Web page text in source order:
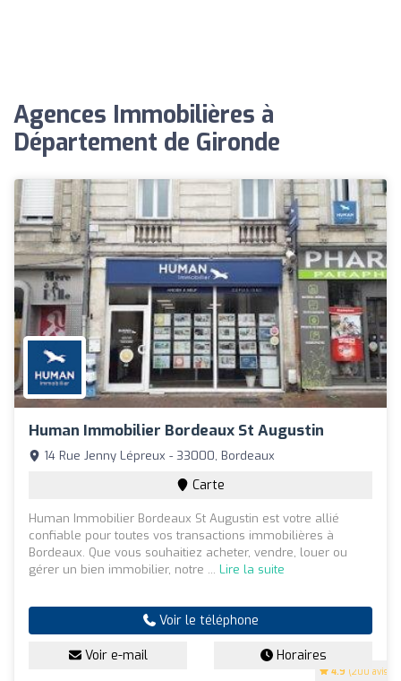
Agences Immobilières à
Département de Gironde
Human Immobilier Bordeaux St Augustin
4.9 (200 avis)
14 Rue Jenny Lépreux - 33000, Bordeaux
Carte
Human Immobilier Bordeaux St Augustin est votre allié
confiable pour toutes vos transactions immobilières à
Bordeaux. Que vous souhaitiez acheter, vendre, louer ou
gérer un bien immobilier, notre ... Lire la suite
Voir le téléphone
Voir e-mail Horaires